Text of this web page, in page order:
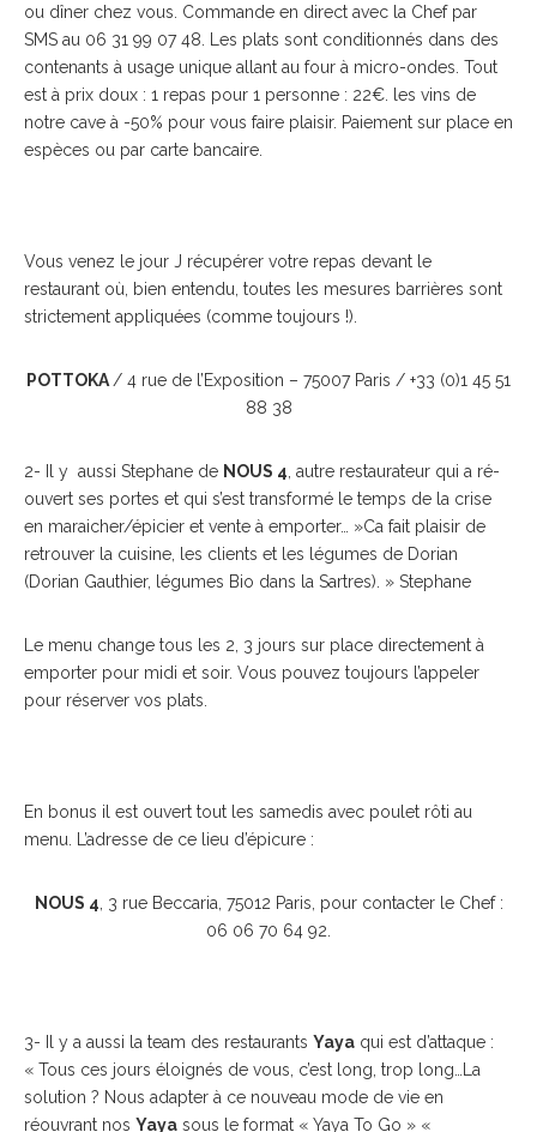
ou dîner chez vous. Commande en direct avec la Chef par
SMS au 06 31 99 07 48. Les plats sont conditionnés dans des
contenants à usage unique allant au four à micro-ondes. Tout
est à prix doux : 1 repas pour 1 personne : 22€. les vins de
notre cave à -50% pour vous faire plaisir. Paiement sur place en
espèces ou par carte bancaire.
Vous venez le jour J récupérer votre repas devant le
restaurant où, bien entendu, toutes les mesures barrières sont
strictement appliquées (comme toujours !).
POTTOKA / 4 rue de l’Exposition – 75007 Paris / +33 (0)1 45 51
88 38
2- Il y aussi Stephane de NOUS 4 , autre restaurateur qui a ré-
ouvert ses portes et qui s’est transformé le temps de la crise
en maraicher/épicier et vente à emporter… »Ca fait plaisir de
retrouver la cuisine, les clients et les légumes de Dorian
(Dorian Gauthier, légumes Bio dans la Sartres). » Stephane
Le menu change tous les 2, 3 jours sur place directement à
emporter pour midi et soir. Vous pouvez toujours l’appeler
pour réserver vos plats.
En bonus il est ouvert tout les samedis avec poulet rôti au
menu. L’adresse de ce lieu d’épicure :
NOUS 4 , 3 rue Beccaria, 75012 Paris, pour contacter le Chef :
06 06 70 64 92.
3- Il y a aussi la team des restaurants Yaya qui est d’attaque :
« Tous ces jours éloignés de vous, c’est long, trop long…La
solution ? Nous adapter à ce nouveau mode de vie en
réouvrant nos Yaya sous le format « Yaya To Go » «